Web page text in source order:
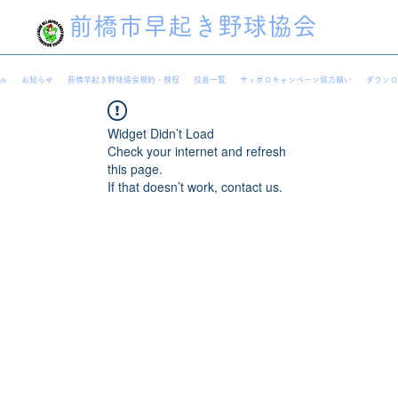
前橋市早起き野球協会
お知らせ 前橋早起き野球協会規約・規程 役員一覧 サッポロキャンペーン協力願い ダウン
Widget Didn’t Load
Check your internet and refresh
this page.
If that doesn’t work, contact us.